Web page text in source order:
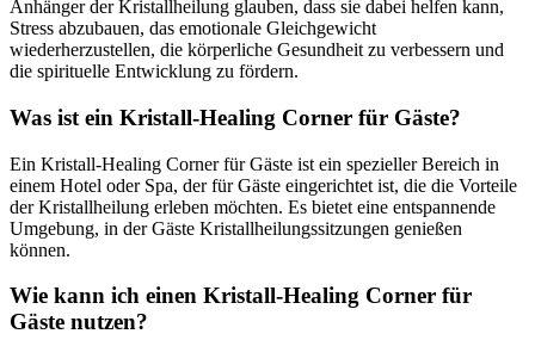
Anhänger der Kristallheilung glauben, dass sie dabei helfen kann,
Stress abzubauen, das emotionale Gleichgewicht
wiederherzustellen, die körperliche Gesundheit zu verbessern und
die spirituelle Entwicklung zu fördern.
Was ist ein Kristall-Healing Corner für Gäste?
Ein Kristall-Healing Corner für Gäste ist ein spezieller Bereich in
einem Hotel oder Spa, der für Gäste eingerichtet ist, die die Vorteile
der Kristallheilung erleben möchten. Es bietet eine entspannende
Umgebung, in der Gäste Kristallheilungssitzungen genießen
können.
Wie kann ich einen Kristall-Healing Corner für
Gäste nutzen?